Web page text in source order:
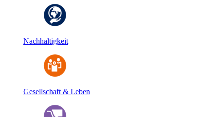
Nachhaltigkeit
Gesellschaft & Leben